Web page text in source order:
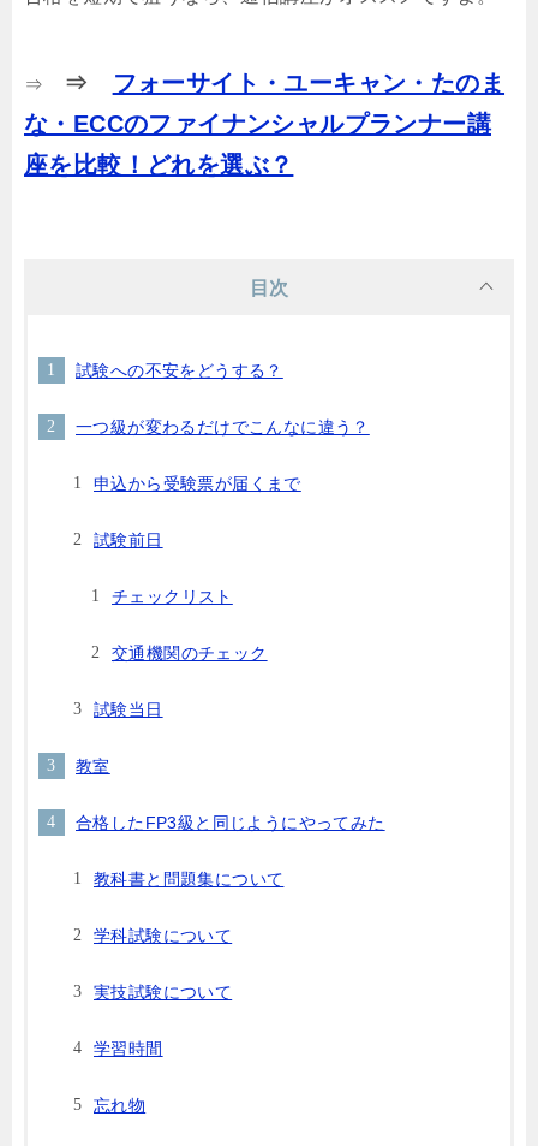
⇒ ⇒
フォーサイト・ユーキャン・たのま
な・ECCのファイナンシャルプランナー講
座を比較！どれを選ぶ？
目次
試験への不安をどうする？
一つ級が変わるだけでこんなに違う？
申込から受験票が届くまで
試験前日
チェックリスト
交通機関のチェック
試験当日
教室
合格したFP3級と同じようにやってみた
教科書と問題集について
学科試験について
実技試験について
学習時間
忘れ物